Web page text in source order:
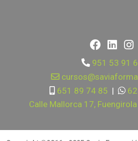
951 53 91
651 89 74 85 |
Calle Mallorca 17,